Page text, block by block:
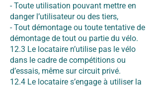
- Toute utilisation pouvant mettre en
danger l’utilisateur ou des tiers,
- Tout démontage ou toute tentative de
démontage de tout ou partie du vélo.
12.3 Le locataire n’utilise pas le vélo
dans le cadre de compétitions ou
d’essais, même sur circuit privé.
12.4 Le locataire s’engage à utiliser la